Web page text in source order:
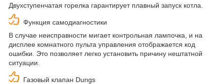
Двухступенчатая горелка гарантирует плавный запуск котла.
Функция самодиагностики
В случае неисправности мигает контрольная лампочка, и на
дисплее комнатного пульта управления отображается код
ошибки. Это позволяет легко установить причину нештатной
ситуации.
Газовый клапан Dungs